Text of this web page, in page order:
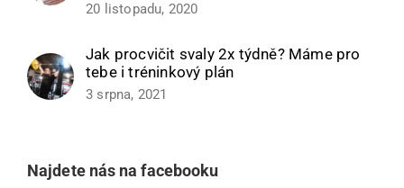
20 listopadu, 2020
Jak procvičit svaly 2x týdně? Máme pro
tebe i tréninkový plán
3 srpna, 2021
Najdete nás na facebooku